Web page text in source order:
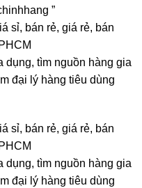
”
sỉ, bán rẻ, giá rẻ, bán
dụng, tìm nguồn hàng gia
đại lý hàng tiêu dùng
sỉ, bán rẻ, giá rẻ, bán
dụng, tìm nguồn hàng gia
đại lý hàng tiêu dùng